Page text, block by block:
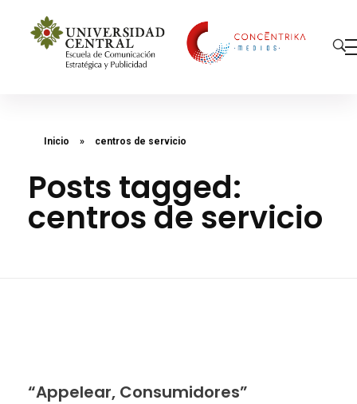
Inicio » centros de servicio
Posts tagged:
centros de servicio
“Appelear, Consumidores”